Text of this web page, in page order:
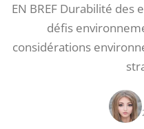
EN BREF Durabilité
défis
considérations